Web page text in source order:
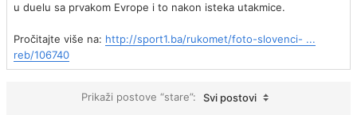
u duelu sa prvakom Evrope i to nakon isteka utakmice.
Pročitajte više na: http://sport1.ba/rukomet/foto-slovenci- ...
reb/106740
Prikaži postove “stare”:
Svi postovi